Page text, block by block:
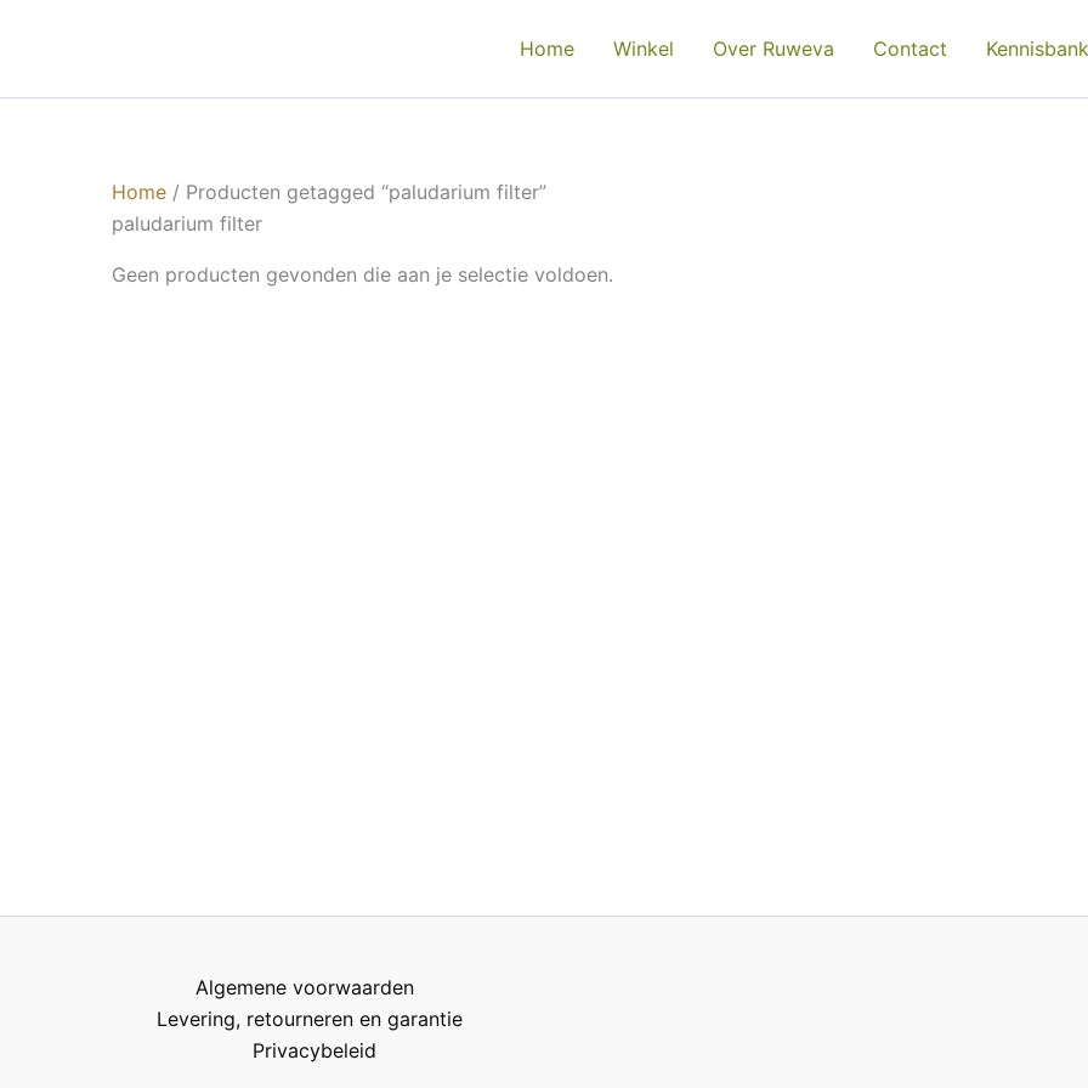
Home Winkel Over Ruweva Contact Kennisbank
Home / Producten getagged “paludarium filter”
paludarium filter
Geen producten gevonden die aan je selectie voldoen.
Algemene voorwaarden
Levering, retourneren en garantie
Privacybeleid